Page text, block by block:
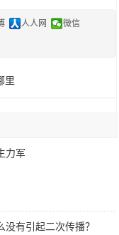
人人网
微信
里
力军
有引起二次传播？